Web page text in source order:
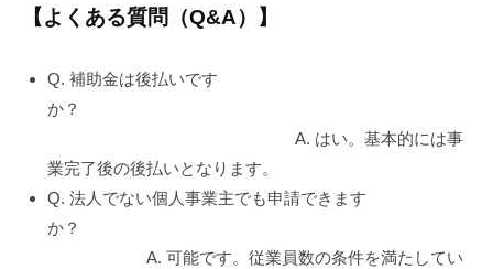
【よくある質問（Q&A）】
Q. 補助金は後払いです
か？
A. はい。基本的には事
業完了後の後払いとなります。
Q. 法人でない個人事業主でも申請できます
か？
A. 可能です。従業員数の条件を満たしてい